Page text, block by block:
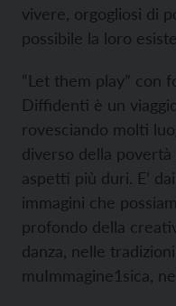
vivere, orgogliosi di
possibile la loro
“Let them play” con
Diffidenti è un
rovesciando molti
diverso della
aspetti più duri. E’
immagini che
profondo della
danza, nelle
muImmagine1sica,